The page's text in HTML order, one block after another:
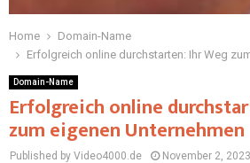
Home
Domain-Name
Erfolgreich online durchstarten: Ihr Weg
Domain-Name
Erfolgreich online
zum eigenen Unternehmen
Published by Video4000.de November 2, 2023